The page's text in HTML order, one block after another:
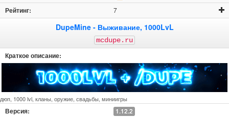
7
DupeMine - Выживание, 1000LvL
mcdupe.ru
дюп, 1000 lvl, кланы, оружие, свадьбы, миниигры
1.12.2